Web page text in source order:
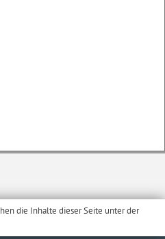
die Inhalte dieser Seite unter der